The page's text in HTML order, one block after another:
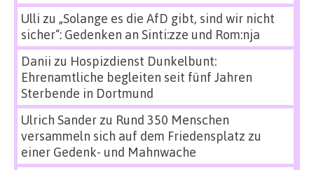
Ulli zu „Solange es die AfD gibt, sind wir nicht
sicher“: Gedenken an Sinti:zze und Rom:nja
Danii zu Hospizdienst Dunkelbunt:
Ehrenamtliche begleiten seit fünf Jahren
Sterbende in Dortmund
Ulrich Sanderzu Rund 350 Menschen
versammeln sich auf dem Friedensplatz zu
einer Gedenk- und Mahnwache